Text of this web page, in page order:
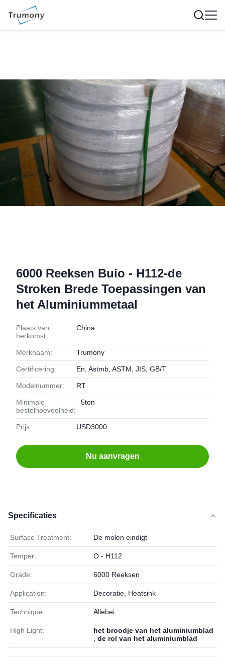
6000 Reeksen Buio - H112-de
Stroken Brede Toepassingen van
het Aluminiummetaal
Plaats van
herkomst:
China
Merknaam: Trumony
Certificering: En, Astmb, ASTM, JIS, GB/T
Modelnummer: RT
Minimale
bestelhoeveelheid:
5ton
Prijs: USD3000
Nu aanvragen
Specificaties
Surface Treatment: De molen eindigt
Temper: O - H112
Grade: 6000 Reeksen
Application: Decoratie, Heatsink
Technique: Allebei
High Light:
het broodje van het aluminiumblad
de rol van het aluminiumblad